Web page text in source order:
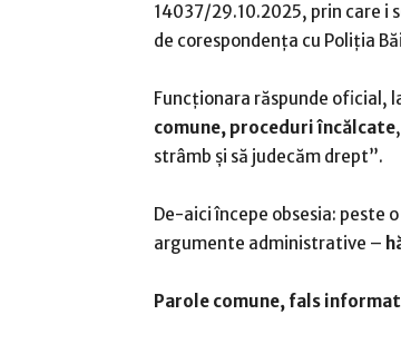
14037/29.10.2025, prin care i
de corespondența cu Poliția
Funcționara răspunde oficial,
comune, proceduri încălcate
strâmb și să judecăm drept”.
De-aici începe obsesia: peste
argumente administrative –
Parole comune, fals